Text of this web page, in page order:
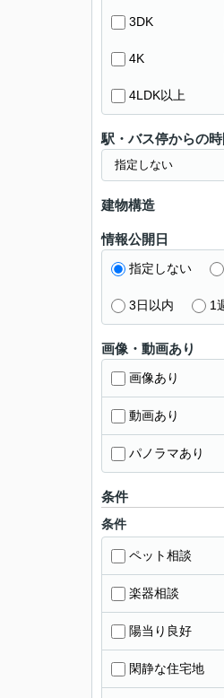
3DK
4K
4LDK以上
駅・バス停からの時
建物構造
情報公開日
指定しない
3日以内 1
画像・動画あり
画像あり
動画あり
パノラマあり
条件
条件
ペット相談
楽器相談
陽当り良好
閑静な住宅地